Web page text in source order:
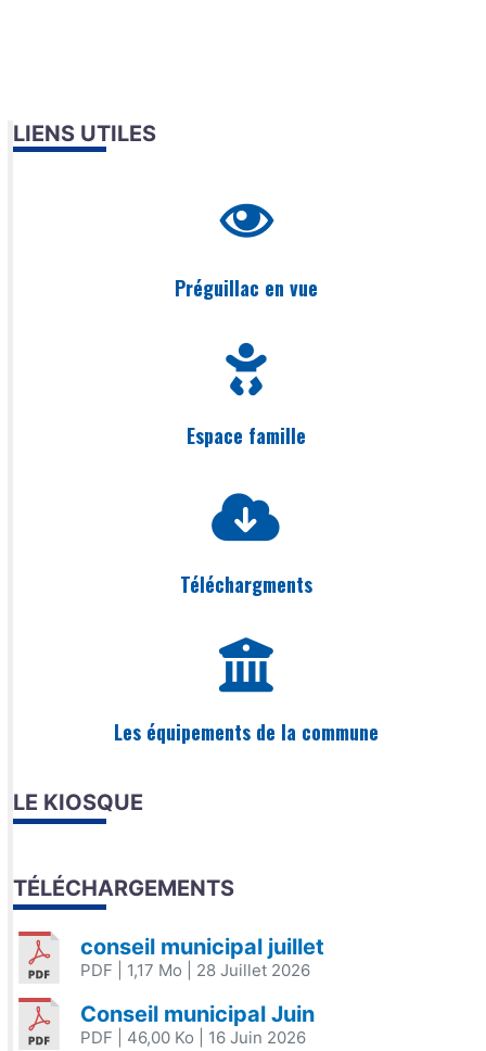
LIENS UTILES
Préguillac en vue
Espace famille
Téléchargments
Les équipements de la commune
LE KIOSQUE
TÉLÉCHARGEMENTS
conseil municipal juillet
PDF | 1,17 Mo | 28 Juillet 2026
Conseil municipal Juin
PDF | 46,00 Ko | 16 Juin 2026